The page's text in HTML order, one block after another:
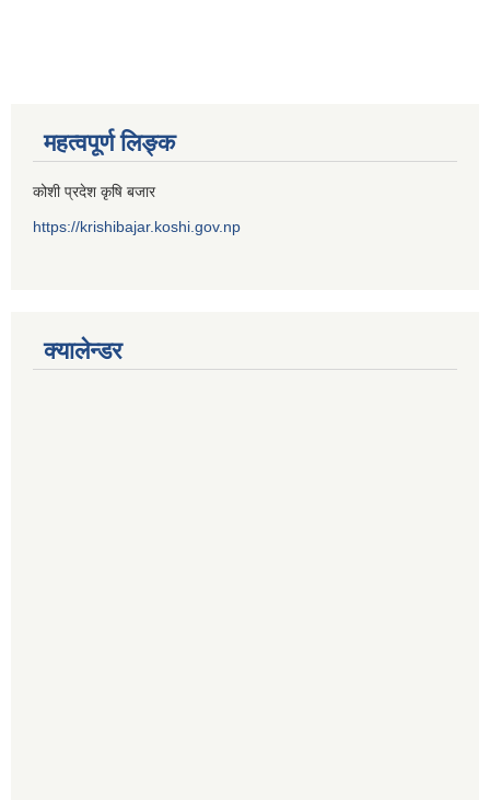
महत्वपूर्ण लिङ्क
कोशी प्रदेश कृषि बजार
https://krishibajar.koshi.gov.np
क्यालेन्डर